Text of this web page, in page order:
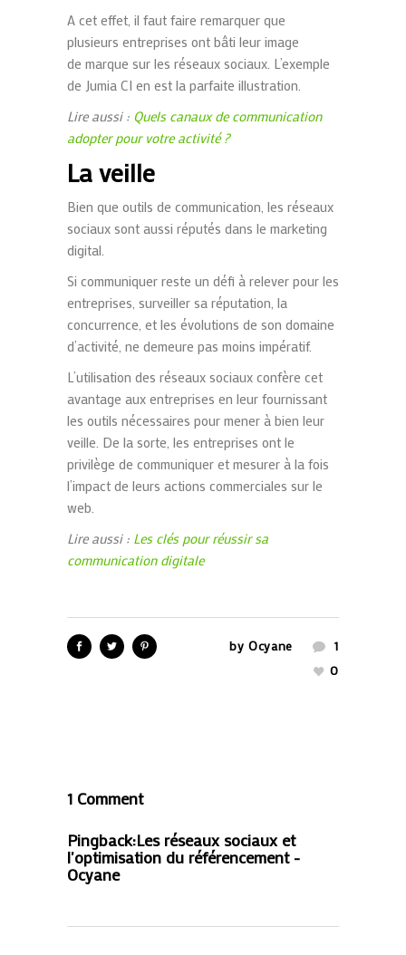
A cet effet, il faut faire remarquer que
plusieurs entreprises ont bâti leur image
de marque sur les réseaux sociaux. L’exemple
de Jumia CI en est la parfaite illustration.
Lire aussi : Quels canaux de communication
adopter pour votre activité ?
La veille
Bien que outils de communication, les réseaux
sociaux sont aussi réputés dans le marketing
digital.
Si communiquer reste un défi à relever pour les
entreprises, surveiller sa réputation, la
concurrence, et les évolutions de son domaine
d’activité, ne demeure pas moins impératif.
L’utilisation des réseaux sociaux confère cet
avantage aux entreprises en leur fournissant
les outils nécessaires pour mener à bien leur
veille. De la sorte, les entreprises ont le
privilège de communiquer et mesurer à la fois
l’impact de leurs actions commerciales sur le
web.
Lire aussi : Les clés pour réussir sa
communication digitale
by Ocyane
1
0
1 Comment
Pingback:Les réseaux sociaux et
l'optimisation du référencement -
Ocyane